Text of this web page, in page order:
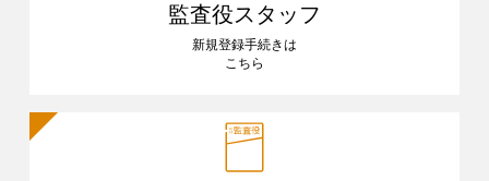
監査役スタッフ
新規登録手続きは
こちら